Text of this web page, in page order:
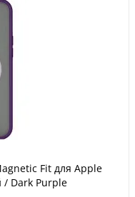
Fit для Apple
/ Dark Purple